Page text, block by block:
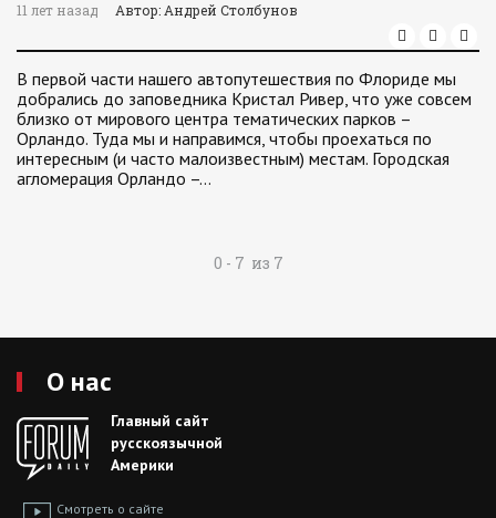
11 лет назад Автор: Андрей Столбунов
В первой части нашего автопутешествия по Флориде мы
добрались до заповедника Кристал Ривер, что уже совсем
близко от мирового центра тематических парков –
Орландо. Туда мы и направимся, чтобы проехаться по
интересным (и часто малоизвестным) местам. Городская
агломерация Орландо –…
0 - 7 из 7
О нас
Главный сайт
русскоязычной
Америки
Смотреть о сайте